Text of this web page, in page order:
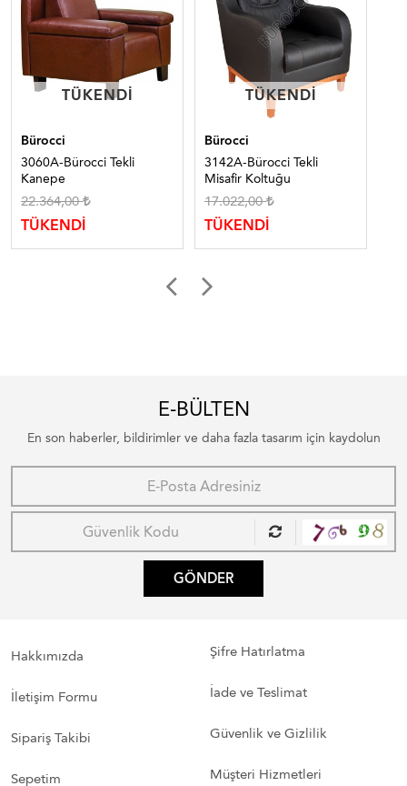
TÜKENDI
TÜKENDI
Bürocci
3060A-Bürocci Tekli
Kanepe
22.364,00
TÜKENDİ
TÜKENDI
TÜKENDI
Bürocci
3142A-Bürocci Tekli
Misafir Koltuğu
17.022,00
TÜKENDİ
E-BÜLTEN
En son haberler, bildirimler ve daha fazla tasarım için kaydolun
GÖNDER
Hakkımızda
İletişim Formu
Sipariş Takibi
Sepetim
Şifre Hatırlatma
İade ve Teslimat
Güvenlik ve Gizlilik
Müşteri Hizmetleri